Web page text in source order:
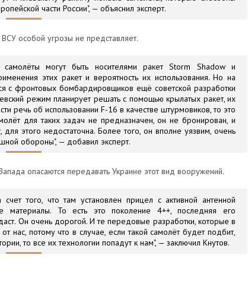
части России", — объяснил эксперт.
особой угрозы не представляет.
самолёты могут быть носителями ракет Storm Shadow и
этих ракет и вероятность их использования. Но на
с фронтовых бомбардировщиков ещё советской разработки
режим планирует решать с помощью крылатых ракет, их
речь об использовании F-16 в качестве штурмовиков, то это
для таких задач не предназначен, он не бронирован, и
этого недостаточна. Более того, он вполне уязвим, очень
обороны", — добавил эксперт.
опасаются передавать Украине этот вид вооружений.
того, что там установлен прицел с активной антенной
материалы. То есть это поколение 4++, последняя его
Он очень дорогой. И те передовые разработки, которые в
нас, потому что в случае, если такой самолёт будет подбит,
то все их технологии попадут к нам", — заключил Кнутов.